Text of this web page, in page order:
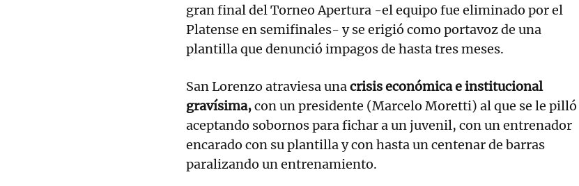
gran final del Torneo Apertura -el equipo fue eliminado por el
Platense en semifinales- y se erigió como portavoz de una
plantilla que denunció impagos de hasta tres meses.
San Lorenzo atraviesa unacrisis económica e institucional
gravísima,con un presidente (Marcelo Moretti) al que se le pilló
aceptando sobornos para fichar a un juvenil, con un entrenador
encarado con su plantilla y con hasta un centenar de barras
paralizando un entrenamiento.